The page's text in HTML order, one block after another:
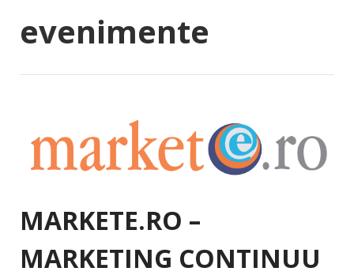
evenimente
MARKETE.RO –
MARKETING CONTINUU